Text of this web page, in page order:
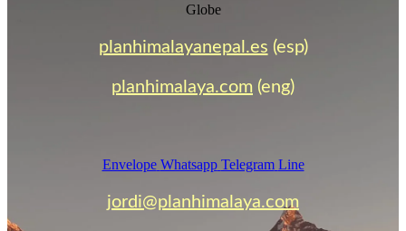
Globe
planhimalayanepal.es (esp)
planhimalaya.com (eng)
Envelope Whatsapp Telegram Line
jordi@planhimalaya.com